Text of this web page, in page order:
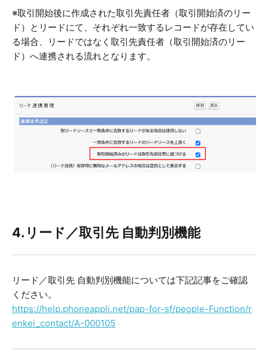
※取引開始後に作成された取引先責任者（取引開始済のリー
ド）とリードにて、それぞれ一致するレコードが存在してい
る場合、リードではなく取引先責任者（取引開始済のリー
ド）へ連携される流れとなります。
4.リード／取引先 自動判別機能
リード／取引先 自動判別機能については下記記事をご確認
ください。
https://help.phoneappli.net/pap-for-sf/people-Function/r
enkei_contact/A-000105